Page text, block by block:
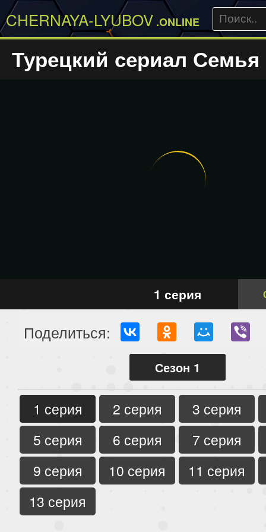
CHERNAYA-LYUBOV .ONLINE
Турецкий сериал Семья
1 серия
Поделиться:
Сезон 1
1 серия 2 серия
3 серия
5 серия
6 серия
7 серия
9 серия
10 серия
11 серия
13 серия